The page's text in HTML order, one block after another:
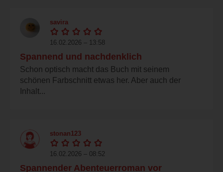
savira
16.02.2026 – 13:58
Spannend und nachdenklich
Schon optisch macht das Buch mit seinem
schönen Farbschnitt etwas her. Aber auch der
Inhalt...
stonan123
16.02.2026 – 08:52
Spannender Abenteuerroman vor